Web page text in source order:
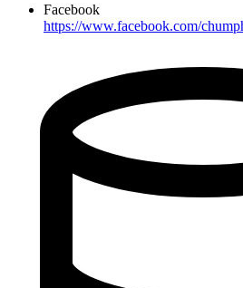
Facebook
https://www.facebook.com/